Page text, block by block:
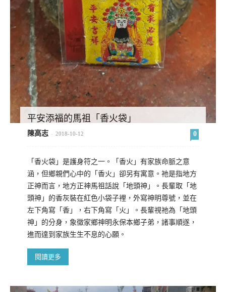
平安添福的馬祖「香火袋」
陳高志 - 2018-10-12 0
「香火袋」是護身符之一。「香火」有家族命脈之意
涵，但鄉親們心中的「香火」卻另有寓意。祂是指地方
正神而言，地方正神馬祖話說「地頭神」。長輩取「地
頭神」的香灰裝在紅色小袋子裡，外寫神明尊號，並在
左下角寫「香」，右下角寫「火」。長輩視祂為「地頭
神」的分身，象徵家鄉神明永保本鄉子弟，諸事順遂，
進而達到家族生生不息的心願。
閱讀更多